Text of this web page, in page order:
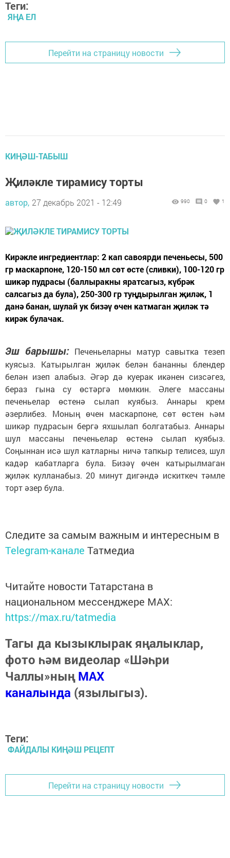
Теги:
ЯҢА ЕЛ
Перейти на страницу новости
КИҢӘШ-ТАБЫШ
Җиләкле тирамису торты
автор, 27 декабрь 2021 - 12:49 990 0 1
Кирәкле ингредиентлар: 2 кап савоярди печеньесы, 500
гр маскарпоне, 120-150 мл сөт өсте (сливки), 100-120 гр
шикәр пудрасы (баллыракны яратсагыз, күбрәк
салсагыз да була), 250-300 гр туңдырылган җиләк, 1
данә банан, шулай ук бизәү өчен катмаган җиләк тә
кирәк булачак.
Эш барышы: Печеньеларны матур савытка тезеп
куясыз. Катырылган җиләк белән бананны блендер
белән изеп алабыз. Әгәр дә куерак икәнен сизсәгез,
бераз гына су өстәргә мөмкин. Әлеге массаны
печеньелар өстенә сылап куябыз. Аннары крем
әзерлибез. Моның өчен маскарпоне, сөт өстен һәм
шикәр пудрасын бергә яхшылап болгатабыз. Аннары
шул массаны печеньелар өстенә сылап куябыз.
Соңыннан исә шул катларны ничә тапкыр телисез, шул
кадәр кабатларга була. Бизәү өчен катырылмаган
җиләк кулланабыз. 20 минут дигәндә искиткеч тәмле
торт әзер була.
Следите за самым важным и интересным в
Telegram-канале Татмедиа
Читайте новости Татарстана в
национальном мессенджере MАХ:
https://max.ru/tatmedia
Тагы да кызыклырак яңалыклар,
фото һәм видеолар «Шәһри
Чаллы»ныңMAX
каналында (язылыгыз).
Теги:
ФАЙДАЛЫ КИҢӘШ РЕЦЕПТ
Перейти на страницу новости